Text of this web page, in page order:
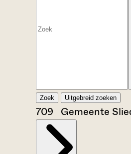
Zoek Uitgebreid zoeken
709 Gemeente